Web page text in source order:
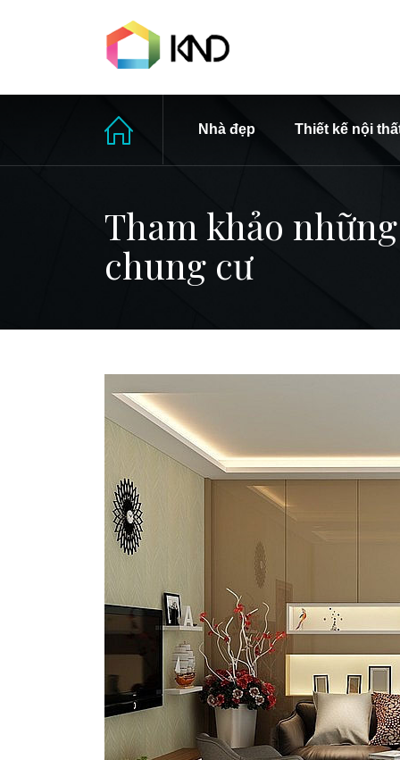
Nhà đẹp Thiết kế nội
Tham khảo
chung cư